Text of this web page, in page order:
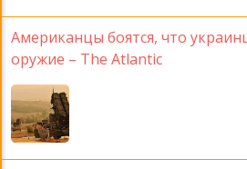
Американцы боятся, что
оружие – The Atlantic